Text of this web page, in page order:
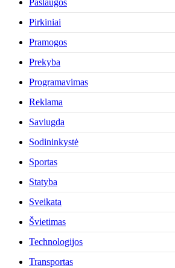
Paslaugos
Pirkiniai
Pramogos
Prekyba
Programavimas
Reklama
Saviugda
Sodininkystė
Sportas
Statyba
Sveikata
Švietimas
Technologijos
Transportas